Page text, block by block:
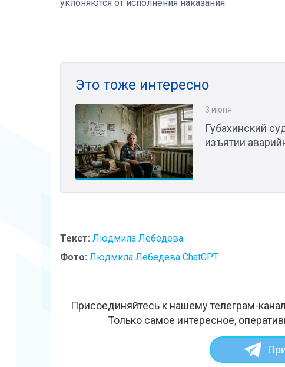
уклоняются от исполнения наказания.
Это тоже интересно
3 июня
Губахинский
изъятии
Текст: Людмила Лебедева
Фото: Людмила Лебедева ChatGPT
Присоединяйтесь к нашему телеграм-
Только самое интересное,